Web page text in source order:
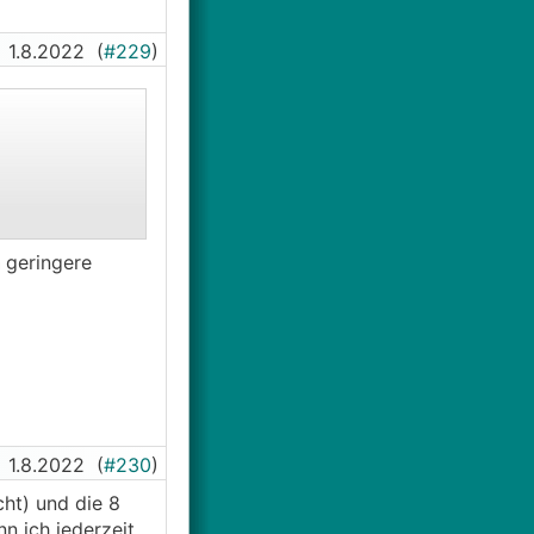
1.8.2022 (#229)
1.8.2022 (#230)
und die 8
ich jederzeit